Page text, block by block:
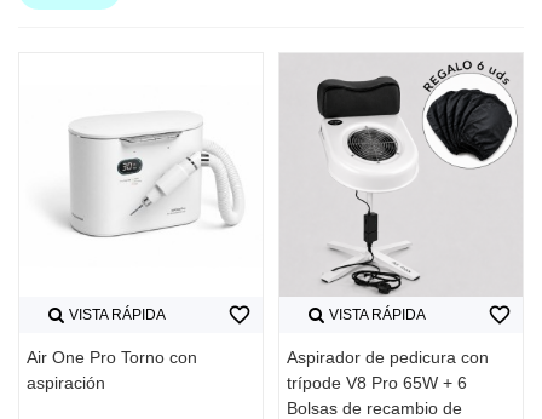
VISTA RÁPIDA
Air One Pro Torno con
aspiración
favorite_border VISTA RÁPIDA
Aspirador de pedicura con
trípode V8 Pro 65W + 6
Bolsas de recambio de
favorite_border